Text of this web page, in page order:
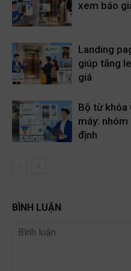
xem báo
Landing
giúp tăng
giá
Bộ từ khóa
máy: nhóm
định
BÌNH LUẬN